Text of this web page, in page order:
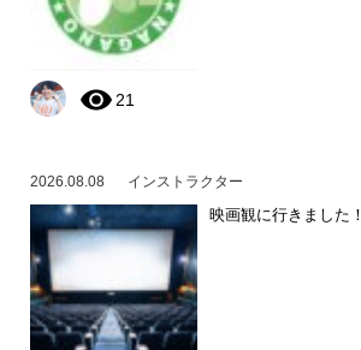
21
2026.08.08 インストラクター
映画観に行きました！